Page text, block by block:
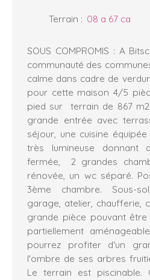
Terrain : 08 a 67 ca
SOUS COMPROMIS : A
communauté des
calme dans cadre de
pour cette maison 4/5
pied sur terrain de 867
grande entrée avec
séjour, une cuisine
très lumineuse donnant
fermée, 2 grandes
rénovée, un wc séparé.
3ème chambre. Sous-
garage, atelier, chaufferie,
grande pièce pouvant être
partiellement
pourrez profiter d'un
l'ombre de ses arbres
Le terrain est piscinable.